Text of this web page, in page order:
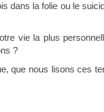
dans la folie ou le
vie la plus
?
que nous lisons ces